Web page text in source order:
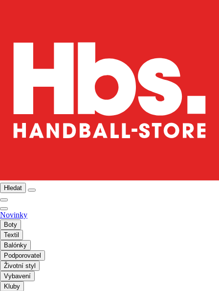
Hledat
Novinky
Boty
Textil
Balónky
Podporovatel
Životní styl
Vybavení
Kluby